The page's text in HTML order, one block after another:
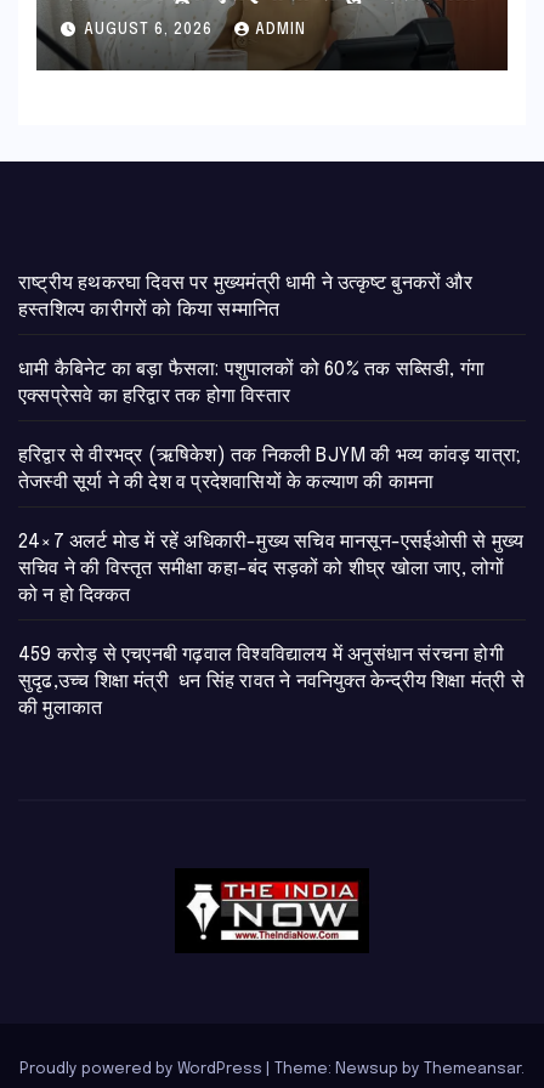
की विस्तृत समीक्षा कहा-बंद सड़कों को
शीघ्र खोला जाए, लोगों को न हो दिक्कत
AUGUST 6, 2026 ADMIN
राष्ट्रीय हथकरघा दिवस पर मुख्यमंत्री धामी ने उत्कृष्ट बुनकरों और
हस्तशिल्प कारीगरों को किया सम्मानित
​धामी कैबिनेट का बड़ा फैसला: पशुपालकों को 60% तक सब्सिडी, गंगा
एक्सप्रेसवे का हरिद्वार तक होगा विस्तार
​हरिद्वार से वीरभद्र (ऋषिकेश) तक निकली BJYM की भव्य कांवड़ यात्रा;
तेजस्वी सूर्या ने की देश व प्रदेशवासियों के कल्याण की कामना
24×7 अलर्ट मोड में रहें अधिकारी-मुख्य सचिव मानसून-एसईओसी से मुख्य
सचिव ने की विस्तृत समीक्षा कहा-बंद सड़कों को शीघ्र खोला जाए, लोगों
को न हो दिक्कत
459 करोड़ से एचएनबी गढ़वाल विश्वविद्यालय में अनुसंधान संरचना होगी
सुदृढ,उच्च शिक्षा मंत्री धन सिंह रावत ने नवनियुक्त केन्द्रीय शिक्षा मंत्री से
की मुलाकात
Proudly powered by WordPress Theme: Newsup by Themeansar.